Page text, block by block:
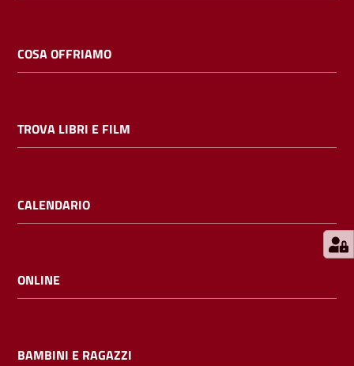
Bambini
e
E
m
i
b
COSA OFFRIAMO
TROVA LIBRI E FILM
CALENDARIO
ONLINE
BAMBINI E RAGAZZI